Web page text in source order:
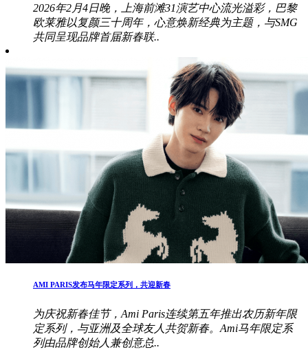
2026年2月4日晚，上海前滩31演艺中心流光溢彩，巴黎
欧莱雅以复颜三十周年，心意焕新经典为主题，与SMG
共同呈现品牌首届新春联..
AMI PARIS发布马年限定系列，共迎新春
为庆祝新春佳节，Ami Paris连续第五年推出农历新年限
定系列，与亚洲及全球友人共贺新春。Ami马年限定系
列由品牌创始人兼创意总..